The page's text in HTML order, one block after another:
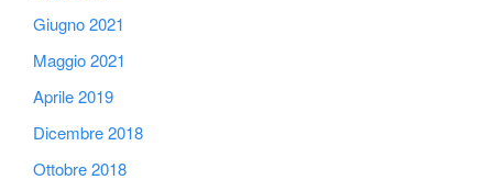
Giugno 2021
Maggio 2021
Aprile 2019
Dicembre 2018
Ottobre 2018